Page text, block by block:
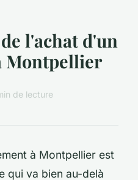
l'achat d'un
Montpellier
de lecture
à Montpellier est
qui va bien au-delà